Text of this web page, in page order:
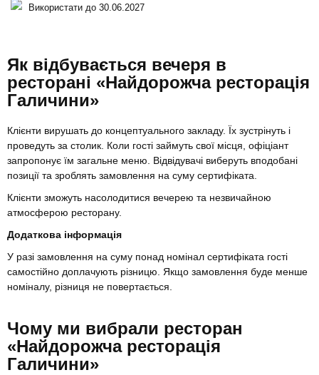
Використати до 30.06.2027
Як відбувається вечеря в
ресторані «Найдорожча ресторація
Галичини»
Клієнти вирушать до концептуального закладу. Їх зустрінуть і
проведуть за столик. Коли гості займуть свої місця, офіціант
запропонує їм загальне меню. Відвідувачі виберуть вподобані
позиції та зроблять замовлення на суму сертифіката.
Клієнти зможуть насолодитися вечерею та незвичайною
атмосферою ресторану.
Додаткова інформація
У разі замовлення на суму понад номінал сертифіката гості
самостійно доплачують різницю. Якщо замовлення буде менше
номіналу, різниця не повертається.
Чому ми вибрали ресторан
«Найдорожча ресторація
Галичини»